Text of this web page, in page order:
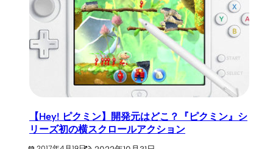
【Hey! ピクミン】開発元はどこ？『ピクミン』シ
リーズ初の横スクロールアクション